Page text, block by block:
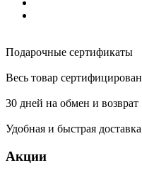
Подарочные сертификаты
Весь товар сертифицирован
30 дней на обмен и возврат
Удобная и быстрая доставка
Акции